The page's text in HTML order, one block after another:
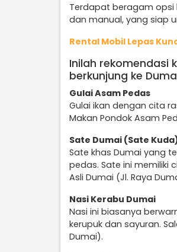
Terdapat beragam opsi
dan manual, yang siap
Rental Mobil Lepas
Inilah rekomendasi
berkunjung ke
Gulai Asam Pedas
Gulai ikan dengan cita
Makan Pondok Asam
Sate Dumai (Sate
Sate khas Dumai yang
pedas. Sate ini memiliki
Asli Dumai (Jl. Raya
Nasi Kerabu Dumai
Nasi ini biasanya
kerupuk dan sayuran.
Dumai).